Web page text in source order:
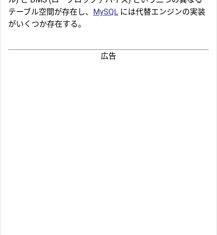
テーブル空間が存在し、 MySQL には代替エンジンの実装
がいくつか存在する。
広告